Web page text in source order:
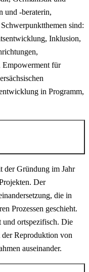
ihr materielles Ergebnis
Urbanität.
in einem
Kölns, um
schwarzer
Industrien des
Intervention
sich mit komplexen
Gruppe
zu öffnen,
Dimension der
Strukturen von
Räume gestaltet
Kollektiv
der Schnittstelle von
von
In den Projekten
(performativer
alternde Industriestadt
Körper und
Diskriminierungen und
im öffentlichen Raum.
mit der feministischen
des öffentlichen
und -beraterin,
sind:
Inklusion,
Empowerment für
in Programm,
der Gründung im Jahr
Der
die in
Prozessen geschieht.
und ortspezifisch. Die
Reproduktion von
auseinander.